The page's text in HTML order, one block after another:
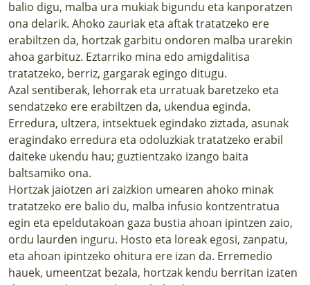
balio digu, malba ura mukiak bigundu eta kanporatzen
ona delarik. Ahoko zauriak eta aftak tratatzeko ere
erabiltzen da, hortzak garbitu ondoren malba urarekin
ahoa garbituz. Eztarriko mina edo amigdalitisa
tratatzeko, berriz, gargarak egingo ditugu.
Azal sentiberak, lehorrak eta urratuak baretzeko eta
sendatzeko ere erabiltzen da, ukendua eginda.
Erredura, ultzera, intsektuek egindako ziztada, asunak
eragindako erredura eta odoluzkiak tratatzeko erabil
daiteke ukendu hau; guztientzako izango baita
baltsamiko ona.
Hortzak jaiotzen ari zaizkion umearen ahoko minak
tratatzeko ere balio du, malba infusio kontzentratua
egin eta epeldutakoan gaza bustia ahoan ipintzen zaio,
ordu laurden inguru. Hosto eta loreak egosi, zanpatu,
eta ahoan ipintzeko ohitura ere izan da. Erremedio
hauek, umeentzat bezala, hortzak kendu berritan izaten